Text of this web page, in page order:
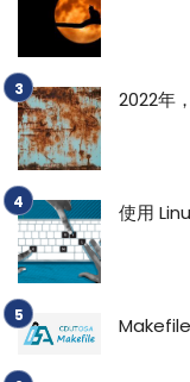
2022年
使用